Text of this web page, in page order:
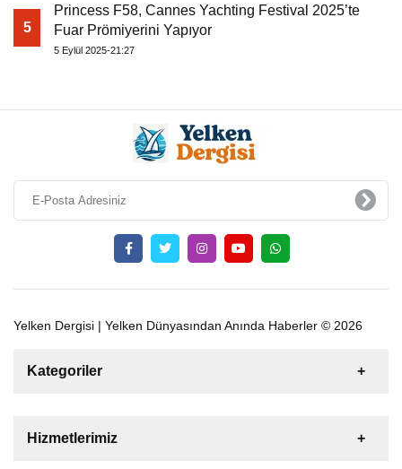
5
Princess F58, Cannes Yachting Festival 2025’te
Fuar Prömiyerini Yapıyor
5 Eylül 2025-21:27
Yelken Dergisi | Yelken Dünyasından Anında Haberler © 2026
Kategoriler
Tekne
Hizmetlerimiz